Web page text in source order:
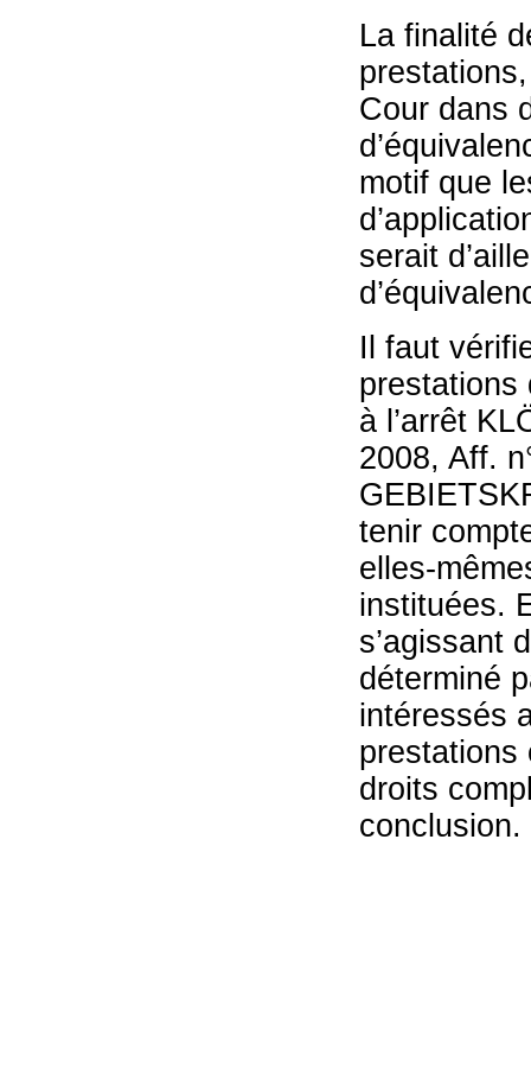
La finalité
Cour dans
motif que
serait
Il faut
prestations
à l’arrêt
2008, Aff.
tenir
elles-
instituées.
s’agissant
déterminé
intéressés
prestations
droits
conclusion.